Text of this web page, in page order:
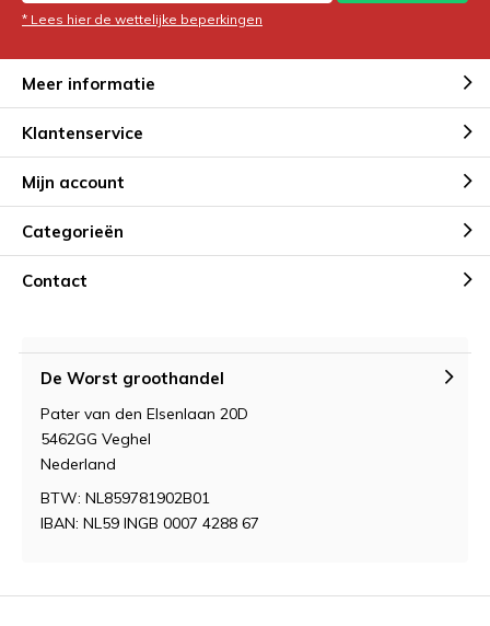
* Lees hier de wettelijke beperkingen
Meer informatie
Klantenservice
Mijn account
Categorieën
Contact
De Worst groothandel
Pater van den Elsenlaan 20D
5462GG Veghel
Nederland
BTW: NL859781902B01
IBAN: NL59 INGB 0007 4288 67